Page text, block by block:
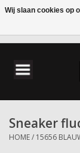
Herenschoenen
Sneaker
HOME/ 15656
Wij slaan cookies op